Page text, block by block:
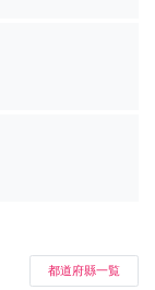
都道府縣一覧